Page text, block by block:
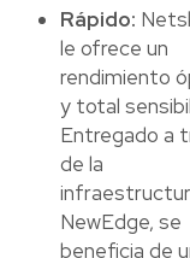
Rápido:
le ofrece un
rendimiento
y total
Entregado a
de la
NewEdge, se
beneficia de